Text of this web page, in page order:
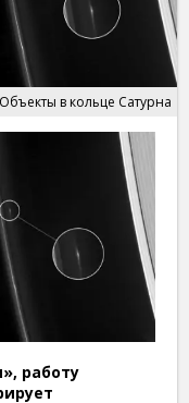
Объекты в кольце Сатурна
работу